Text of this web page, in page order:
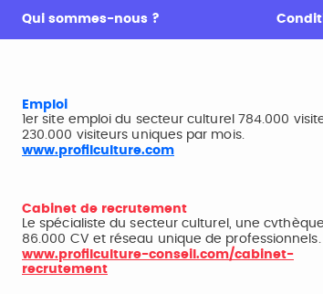
Qui sommes-nous ?
Emploi
1er site emploi du secteur culturel 784.000
230.000 visiteurs uniques par mois.
www.profilculture.com
Cabinet de recrutement
Le spécialiste du secteur culturel, une
86.000 CV et réseau unique de professionnels.
www.profilculture-conseil.com/cabinet-
recrutement